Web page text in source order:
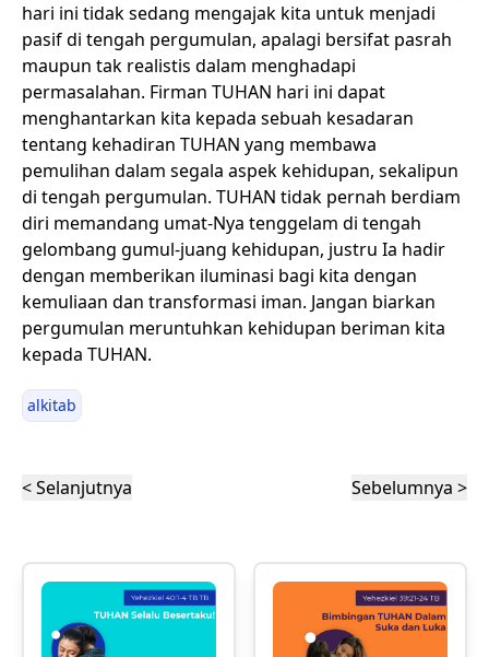
hari ini tidak sedang mengajak kita untuk menjadi
pasif di tengah pergumulan, apalagi bersifat pasrah
maupun tak realistis dalam menghadapi
permasalahan. Firman TUHAN hari ini dapat
menghantarkan kita kepada sebuah kesadaran
tentang kehadiran TUHAN yang membawa
pemulihan dalam segala aspek kehidupan, sekalipun
di tengah pergumulan. TUHAN tidak pernah berdiam
diri memandang umat-Nya tenggelam di tengah
gelombang gumul-juang kehidupan, justru Ia hadir
dengan memberikan iluminasi bagi kita dengan
kemuliaan dan transformasi iman. Jangan biarkan
pergumulan meruntuhkan kehidupan beriman kita
kepada TUHAN.
alkitab
< Selanjutnya Sebelumnya >